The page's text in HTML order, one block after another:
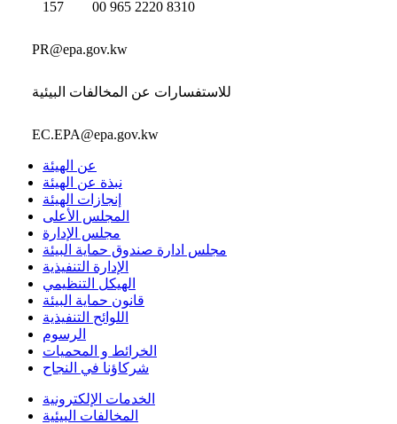
157 00 965 2220 8310
PR@epa.gov.kw
للاستفسارات عن المخالفات البيئية
EC.EPA@epa.gov.kw
عن الهيئة
نبذة عن الهيئة
إنجازات الهيئة
المجلس الأعلى
مجلس الإدارة
مجلس ادارة صندوق حماية البيئة
الإدارة التنفيذية
الهيكل التنظيمي
قانون حماية البيئة
اللوائح التنفيذية
الرسوم
الخرائط و المحميات
شركاؤنا في النجاح
الخدمات الإلكترونية
المخالفات البيئية